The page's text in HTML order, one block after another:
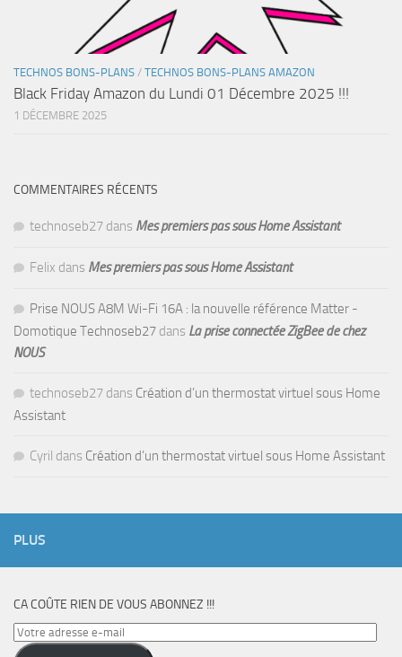
TECHNOS BONS-PLANS / TECHNOS BONS-PLANS AMAZON
Black Friday Amazon du Lundi 01 Décembre 2025 !!!
1 DÉCEMBRE 2025
COMMENTAIRES RÉCENTS
technoseb27 dans Mes premiers pas sous Home Assistant
Felix dans Mes premiers pas sous Home Assistant
Prise NOUS A8M Wi-Fi 16A : la nouvelle référence Matter -
Domotique Technoseb27 dans La prise connectée ZigBee de chez
NOUS
technoseb27 dans Création d’un thermostat virtuel sous Home
Assistant
Cyril dans Création d’un thermostat virtuel sous Home Assistant
PLUS
CA COÛTE RIEN DE VOUS ABONNEZ !!!
Votre
adresse